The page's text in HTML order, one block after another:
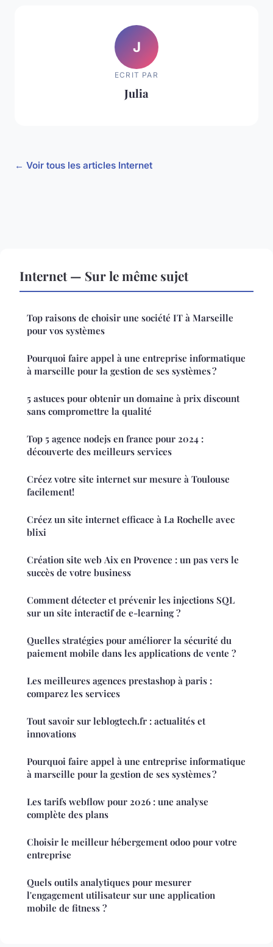
J
ECRIT PAR
Julia
← Voir tous les articles Internet
Internet — Sur le même sujet
Top raisons de choisir une société IT à Marseille
pour vos systèmes
Pourquoi faire appel à une entreprise informatique
à marseille pour la gestion de ses systèmes ?
5 astuces pour obtenir un domaine à prix discount
sans compromettre la qualité
Top 5 agence nodejs en france pour 2024 :
découverte des meilleurs services
Créez votre site internet sur mesure à Toulouse
facilement!
Créez un site internet efficace à La Rochelle avec
blixi
Création site web Aix en Provence : un pas vers le
succès de votre business
Comment détecter et prévenir les injections SQL
sur un site interactif de e-learning ?
Quelles stratégies pour améliorer la sécurité du
paiement mobile dans les applications de vente ?
Les meilleures agences prestashop à paris :
comparez les services
Tout savoir sur leblogtech.fr : actualités et
innovations
Pourquoi faire appel à une entreprise informatique
à marseille pour la gestion de ses systèmes ?
Les tarifs webflow pour 2026 : une analyse
complète des plans
Choisir le meilleur hébergement odoo pour votre
entreprise
Quels outils analytiques pour mesurer
l'engagement utilisateur sur une application
mobile de fitness ?